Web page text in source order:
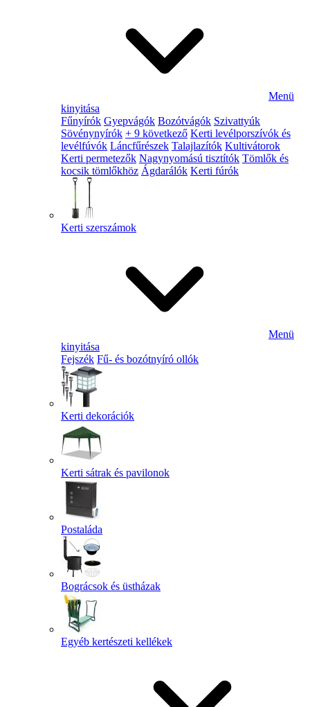
Menü
kinyitása
Fűnyírók Gyepvágók Bozótvágók Szivattyúk
Sövénynyírók + 9 következő Kerti levélporszívók és
levélfúvók Láncfűrészek Talajlazítók Kultivátorok
Kerti permetezők Nagynyomású tisztítók Tömlők és
kocsik tömlőkhöz Ágdarálók Kerti fúrók
Kerti szerszámok
Menü
kinyitása
Fejszék Fű- és bozótnyíró ollók
Kerti dekorációk
Kerti sátrak és pavilonok
Postaláda
Bográcsok és üstházak
Egyéb kertészeti kellékek